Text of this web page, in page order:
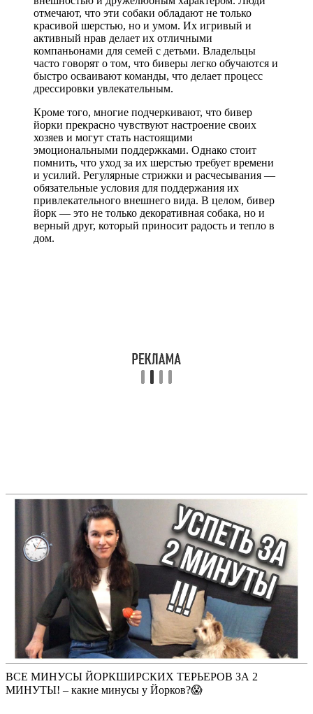
отмечают, что эти собаки обладают не только
красивой шерстью, но и умом. Их игривый и
активный нрав делает их отличными
компаньонами для семей с детьми. Владельцы
часто говорят о том, что биверы легко обучаются и
быстро осваивают команды, что делает процесс
дрессировки увлекательным.
Кроме того, многие подчеркивают, что бивер
йорки прекрасно чувствуют настроение своих
хозяев и могут стать настоящими
эмоциональными поддержками. Однако стоит
помнить, что уход за их шерстью требует времени
и усилий. Регулярные стрижки и расчесывания —
обязательные условия для поддержания их
привлекательного внешнего вида. В целом, бивер
йорк — это не только декоративная собака, но и
верный друг, который приносит радость и тепло в
дом.
ВСЕ МИНУСЫ ЙОРКШИРСКИХ ТЕРЬЕРОВ ЗА 2
МИНУТЫ! – какие минусы у Йорков?😱